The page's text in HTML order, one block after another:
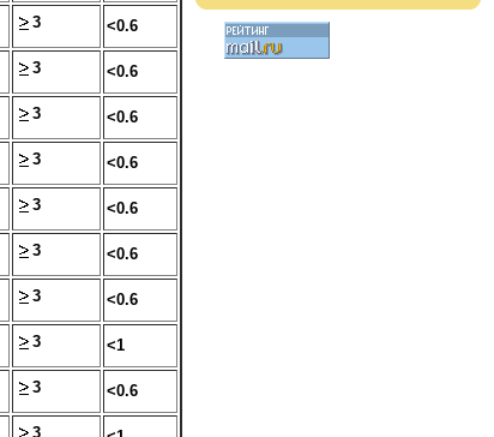
3 <0.6
3 <0.6
3 <0.6
3 <0.6
3 <0.6
3 <0.6
3 <0.6
3 <1
3 <0.6
3